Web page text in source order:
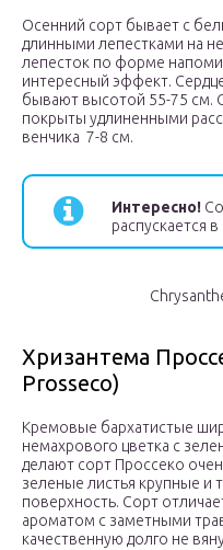
Осенний сорт бывает с
длинными лепестками на
лепесток по форме
интересный эффект.
бывают высотой 55-75 см.
покрыты удлиненными
венчика 7-8 см.
Интересно!
распускается
Хризантема
Prosseco)
Кремовые бархатистые
немахрового цветка с
делают сорт Проссеко
зеленые листья крупные и
поверхность. Сорт
ароматом с заметными
качественную долго не